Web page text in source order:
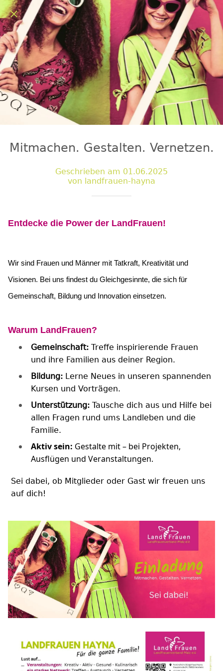
Mitmachen. Gestalten. Vernetzen.
Geschrieben am 01.06.2025
von landfrauen-hayna
Entdecke die Power der LandFrauen!
Wir sind Frauen und Männer mit Tatkraft, Kreativität und
Visionen. Bei uns findest du Gleichgesinnte, die sich für
Gemeinschaft, Bildung und Innovation einsetzen.
Warum LandFrauen?
Gemeinschaft: Treffe inspirierende Frauen
und ihre Familien aus deiner Region.
Bildung: Lerne Neues in unseren spannenden
Kursen und Vorträgen.
Unterstützung: Tausche dich aus und Hilfe bei
allen Fragen rund ums Landleben und die
Familie.
Aktiv sein: Gestalte mit – bei Projekten,
Ausflügen und Veranstaltungen.
Sei dabei, ob Mitglieder oder Gast wir freuen uns
auf dich!